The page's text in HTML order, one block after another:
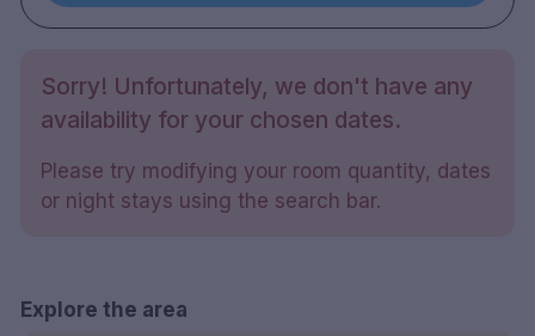
Norges vakreste spa. Nyt en harmonisk massasje,
Sorry! Unfortunately, we don't have any
availability for your chosen dates.
Please try modifying your room quantity, dates
or night stays using the search bar.
Explore the area